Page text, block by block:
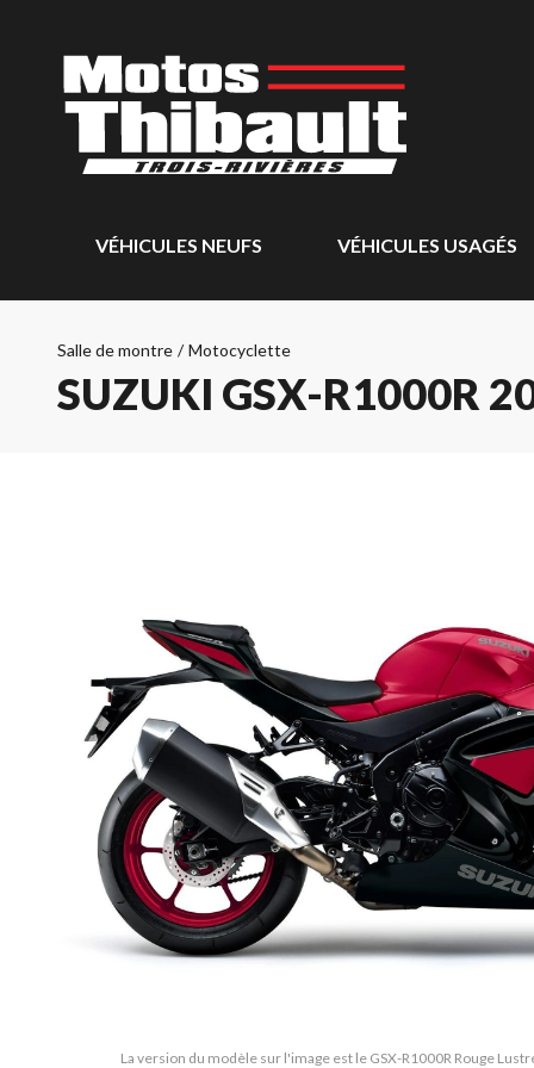
VÉHICULES NEUFS VÉHICULES USAGÉS
Salle de montre / Motocyclette
SUZUKI GSX-R1000R
La version du modèle sur l'image est le GSX-R1000R Rouge